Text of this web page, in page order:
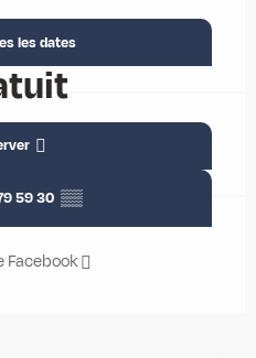
les dates
59 30 ▒▒
Facebook